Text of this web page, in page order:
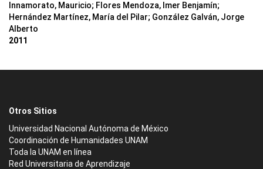
Innamorato, Mauricio; Flores Mendoza, Imer Benjamín;
Hernández Martínez, María del Pilar; González Galván, Jorge
Alberto
2011
Otros Sitios
Universidad Nacional Autónoma de México
Coordinación de Humanidades UNAM
Toda la UNAM en línea
Red Universitaria de Aprendizaje